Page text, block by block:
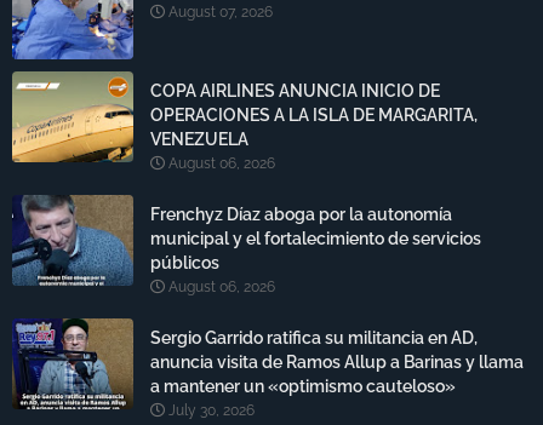
August 07, 2026
COPA AIRLINES ANUNCIA INICIO DE
OPERACIONES A LA ISLA DE MARGARITA,
VENEZUELA
August 06, 2026
Frenchyz Díaz aboga por la autonomía
municipal y el fortalecimiento de servicios
públicos
August 06, 2026
Sergio Garrido ratifica su militancia en AD,
anuncia visita de Ramos Allup a Barinas y llama
a mantener un «optimismo cauteloso»
July 30, 2026